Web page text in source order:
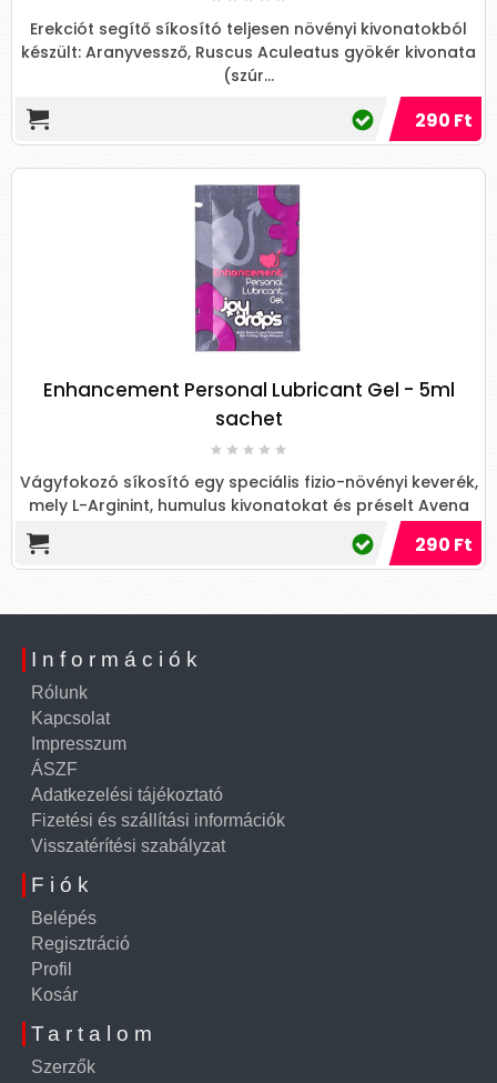
Erekciót segítő síkosító teljesen növényi kivonatokból
készült: Aranyvessző, Ruscus Aculeatus gyökér kivonata
(szúr...
290 Ft
Enhancement Personal Lubricant Gel - 5ml
sachet
Vágyfokozó síkosító egy speciális fizio-növényi keverék,
mely L-Arginint, humulus kivonatokat és préselt Avena
290 Ft
Információk
Rólunk
Kapcsolat
Impresszum
ÁSZF
Adatkezelési tájékoztató
Fizetési és szállítási információk
Visszatérítési szabályzat
Fiók
Belépés
Regisztráció
Profil
Kosár
Tartalom
Szerzők